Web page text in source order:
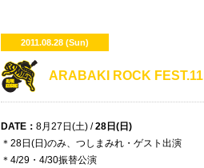
2011.08.28 (Sun)
ARABAKI ROCK FEST.11
DATE ： 8月27日(土) /28日(日)
＊28日(日)のみ、つしまみれ・ゲスト出演
＊4/29・4/30振替公演